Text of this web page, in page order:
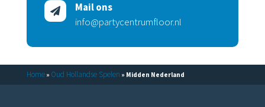

Mail ons
info@partycentrumfloor.nl
Home» Oud Hollandse Spelen » Midden Nederland